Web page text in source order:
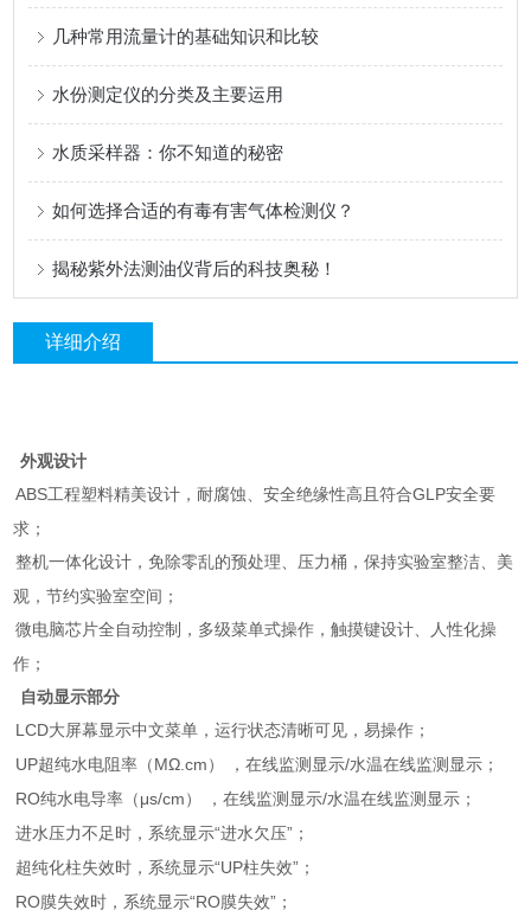
几种常用流量计的基础知识和比较
水份测定仪的分类及主要运用
水质采样器：你不知道的秘密
如何选择合适的有毒有害气体检测仪？
揭秘紫外法测油仪背后的科技奥秘！
详细介绍
外观设计
ABS工程塑料精美设计，耐腐蚀、安全绝缘性高且符合GLP安全要
求；
整机一体化设计，免除零乱的预处理、压力桶，保持实验室整洁、美
观，节约实验室空间；
微电脑芯片全自动控制，多级菜单式操作，触摸键设计、人性化操
作；
自动显示部分
LCD大屏幕显示中文菜单，运行状态清晰可见，易操作；
UP超纯水电阻率（MΩ.cm） ，在线监测显示/水温在线监测显示；
RO纯水电导率（μs/cm） ，在线监测显示/水温在线监测显示；
进水压力不足时，系统显示“进水欠压” ；
超纯化柱失效时，系统显示“UP柱失效”；
RO膜失效时，系统显示“RO膜失效” ；